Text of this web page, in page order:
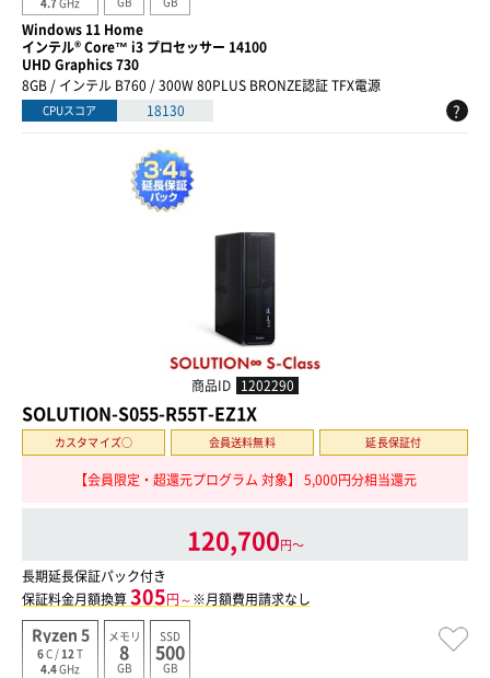
Windows 11 Home
インテル® Core™ i3 プロセッサー 14100
UHD Graphics 730
8GB / インテル B760 / 300W 80PLUS BRONZE認証 TFX電源
CPUスコア 18130 ?
商品ID 1202290
SOLUTION-S055-R55T-EZ1X
カスタマイズ○ 会員送料無料 延長保証付
【会員限定・超還元プログラム 対象】 5,000円分相当還元
120,700円〜
長期延長保証パック付き
保証料金月額換算305円～※月額費用請求なし
Ryzen 5
6C / 12 T
4.4GHz
メモリ
8
GB
SSD
500
GB